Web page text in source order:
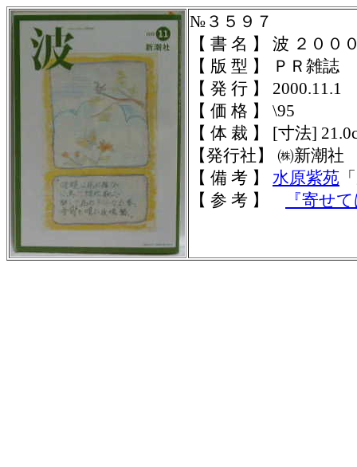
№３５９７
【 書 名 】 波 ２００
【 版 型 】 ＰＲ雑誌
【 発 行 】 2000.11.1
【 価 格 】 \95
【 体 裁 】
[寸法]
【発行社】 ㈱新潮社
【 備 考 】 水原紫苑
【 参 考 】
『寄せ